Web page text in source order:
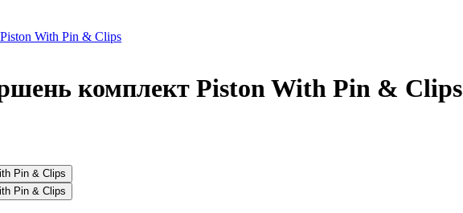
With Pin & Clips
комплект Piston With Pin & Clips